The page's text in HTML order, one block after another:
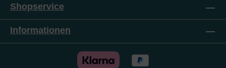
Shopservice
Informationen